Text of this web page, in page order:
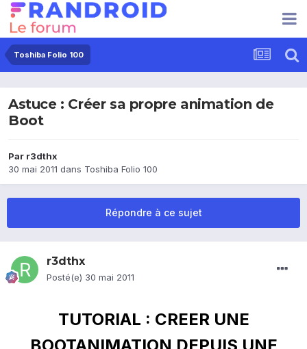
Toshiba Folio 100
Astuce : Créer sa propre animation de
Boot
Par r3dthx
30 mai 2011 dans Toshiba Folio 100
Répondre à ce sujet
r3dthx
Posté(e) 30 mai 2011
TUTORIAL : CREER UNE